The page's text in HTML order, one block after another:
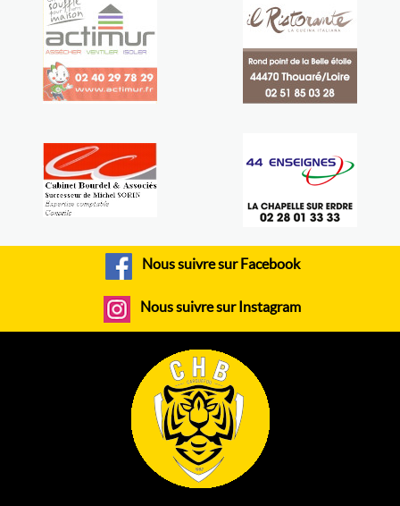
Nous suivre sur Facebook
Nous suivre sur Instagram